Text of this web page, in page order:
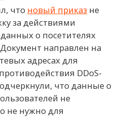
что новый приказ не
за действиями
о посетителях
направлен на
адресах для
DDoS-
что данные о
не
не нужно для